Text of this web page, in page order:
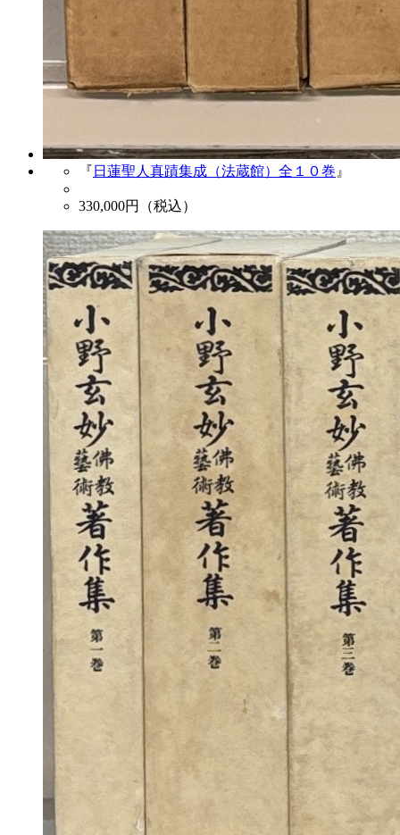
『 日蓮聖人真蹟集成（法蔵館）全１０巻 』
330,000円（税込）